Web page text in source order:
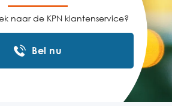
naar de KPN klantenservice?
Bel nu